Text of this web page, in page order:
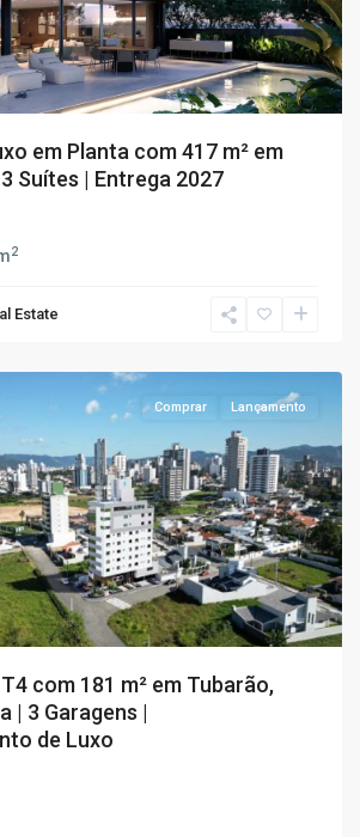
em Planta com 417 m² em
Suítes | Entrega 2027
2
Estate
Comprar Lançamento
com 181 m² em Tubarão,
| 3 Garagens |
de Luxo